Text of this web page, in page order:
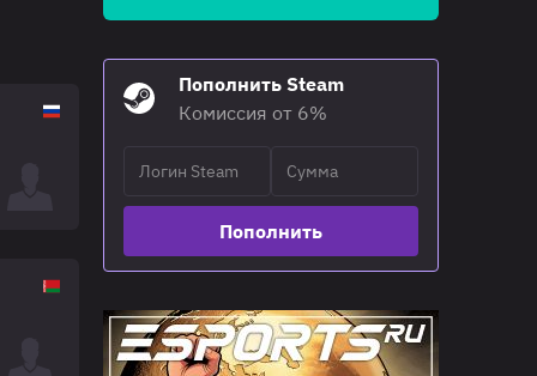
Пополнить Steam
Комиссия от 6%
Пополнить